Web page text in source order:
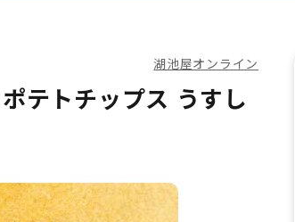
湖池屋オンライン
テトチップス うすし